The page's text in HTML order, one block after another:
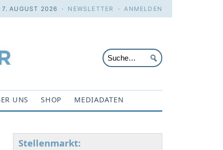
7. AUGUST 2026 · NEWSLETTER ·ANMELDEN
UNS SHOP MEDIADATEN
Stellenmarkt: